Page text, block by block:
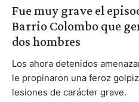
Fue muy grave el
Barrio Colombo que
dos hombres
Los ahora detenidos
le propinaron una feroz
lesiones de carácter grave.